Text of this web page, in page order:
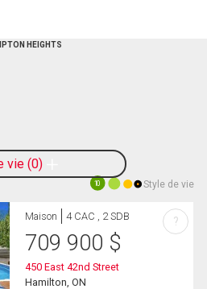
HEIGHTS
vie 0
10 Style de vie
Maison 4 CAC , 2 SDB
709 900 $
450 East 42nd Street
Hamilton, ON
?